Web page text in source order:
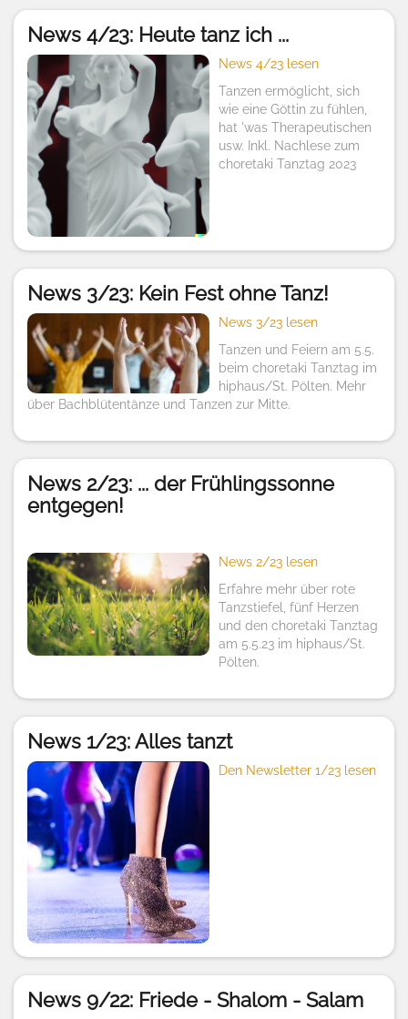
News 4/23: Heute tanz ich ...
News 4/23 lesen
Tanzen ermöglicht, sich
wie eine Göttin zu fühlen,
hat 'was Therapeutischen
usw. Inkl. Nachlese zum
choretaki Tanztag 2023
News 3/23: Kein Fest ohne Tanz!
News 3/23 lesen
Tanzen und Feiern am 5.5.
beim choretaki Tanztag im
hiphaus/St. Pölten. Mehr
über Bachblütentänze und Tanzen zur Mitte.
News 2/23: ... der Frühlingssonne
entgegen!
News 2/23 lesen
Erfahre mehr über rote
Tanzstiefel, fünf Herzen
und den choretaki Tanztag
am 5.5.23 im hiphaus/St.
Pölten.
News 1/23: Alles tanzt
Den Newsletter 1/23 lesen
News 9/22: Friede - Shalom - Salam